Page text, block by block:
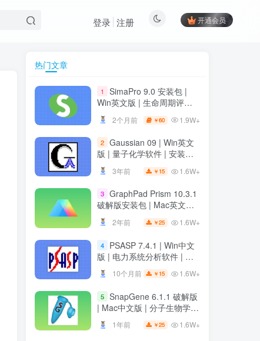
开通会员
登录 注册
热门文章
1
SimaPro 9.0 安装包 |
Win英文版 | 生命周期评估
软件 | 安装教程
2个月前 ￥60 1.9W+
2 Gaussian 09 | Win英文
版 | 量子化学软件 | 安装教
程
3年前 ￥ 15 1.6W+
3 GraphPad Prism 10.3.1
破解版安装包 | Mac英文版 |
科研绘图软件 | 安装教程
2年前 ￥25 1.6W+
4
PSASP 7.4.1 | Win中文
版 | 电力系统分析软件 | 安
装教程
10个月前 ￥ 15 1.6W+
5 SnapGene 6.1.1 破解版
| Mac中文版 | 分子生物学软
件 | 安装教程 | 一键安装版
1年前 ￥25 1.6W+